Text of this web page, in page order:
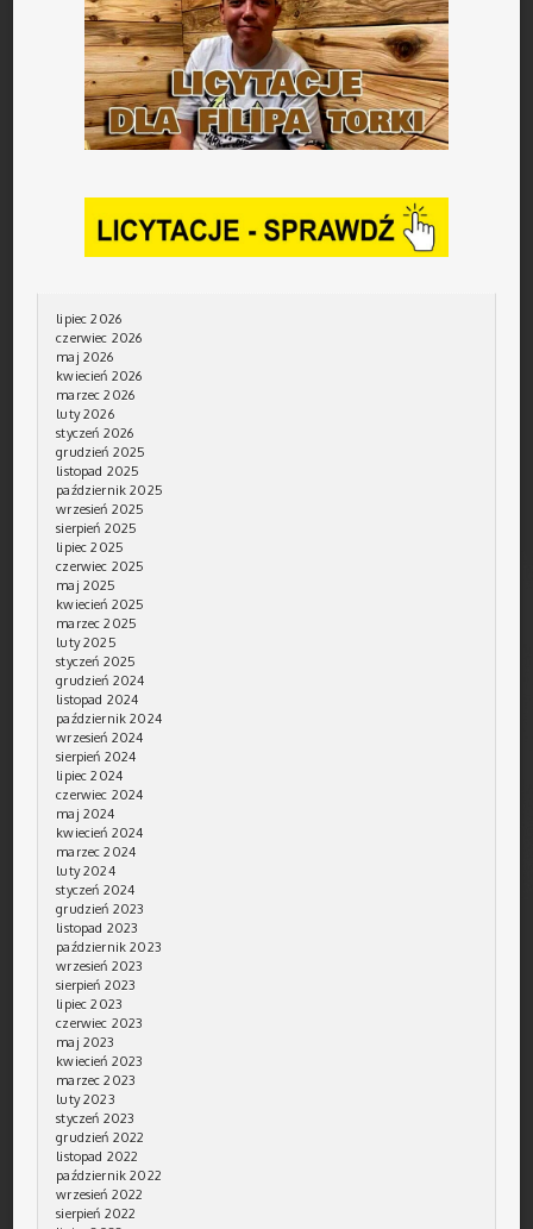
lipiec 2026
czerwiec 2026
maj 2026
kwiecień 2026
marzec 2026
luty 2026
styczeń 2026
grudzień 2025
listopad 2025
październik 2025
wrzesień 2025
sierpień 2025
lipiec 2025
czerwiec 2025
maj 2025
kwiecień 2025
marzec 2025
luty 2025
styczeń 2025
grudzień 2024
listopad 2024
październik 2024
wrzesień 2024
sierpień 2024
lipiec 2024
czerwiec 2024
maj 2024
kwiecień 2024
marzec 2024
luty 2024
styczeń 2024
grudzień 2023
listopad 2023
październik 2023
wrzesień 2023
sierpień 2023
lipiec 2023
czerwiec 2023
maj 2023
kwiecień 2023
marzec 2023
luty 2023
styczeń 2023
grudzień 2022
listopad 2022
październik 2022
wrzesień 2022
sierpień 2022